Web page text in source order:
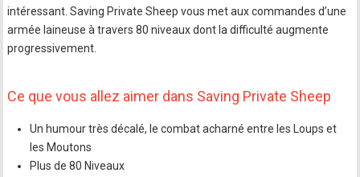
intéressant. Saving Private Sheep vous met aux commandes d’une
armée laineuse à travers 80 niveaux dont la difficulté augmente
progressivement.
Ce que vous allez aimer dans Saving Private Sheep
Un humour très décalé, le combat acharné entre les Loups et
les Moutons
Plus de 80 Niveaux